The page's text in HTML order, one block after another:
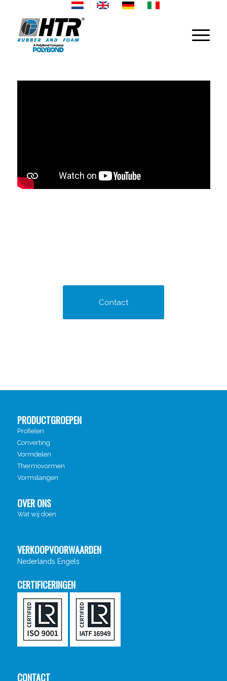
Contact
PRODUCTGROEPEN
Profielen
Converting
Vormdelen
Thermovormen
Vormslangen
OVER ONS
Wat wij doen
VERKOOPVOORWAARDEN
Nederlands Engels
CERTIFICERINGEN
CONTACT